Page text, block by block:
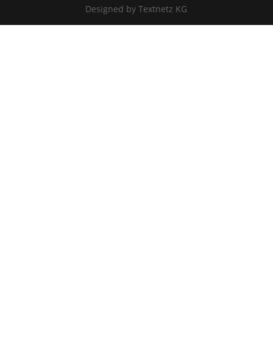
Designed by Textnetz KG